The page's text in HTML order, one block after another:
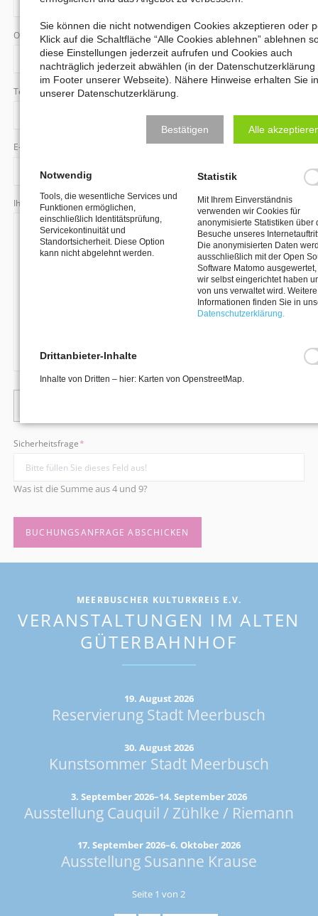
Pflichtfeld
Ort
Pflichtfeld
Telefonnummer *
Pflichtfeld
E-Mail
Ihre Nachricht
Pflichtfeld
Sicherheitsfrage*
Was ist die Summe aus 4 und 9?
BUCHUNGSANFRAGE ABSCHICKEN
MEERBUSCHER KULTURKREIS E.V.
VERANSTALTUNGEN IM ALTEN
GÜTERBAHNHOF
19. August 2026
Reservierung Stadt Meerbusch
30. August 2026
Kunstsommer Stadt Meerbusch
3. September 2026–14. September 2026
Ausstellung Cauquil / Zühlke / Riemann
17. September 2026–6. Oktober 2026
Ausstellung Susanne Krause
Seite 1 von 2
Sie können die nicht notwendigen Cookies akzeptieren oder
Klick auf die Schaltfläche “Alle Cookies ablehnen” ablehnen
diese Einstellungen jederzeit aufrufen und Cookies auch
nachträglich jederzeit abwählen (in der Datenschutzerklärung
im Footer unserer Webseite). Nähere Hinweise erhalten Sie in
unserer Datenschutzerklärung.
Bestätigen Alle
Notwendig
Tools, die wesentliche Services und
Funktionen ermöglichen,
einschließlich Identitätsprüfung,
Servicekontinuität und
Standortsicherheit. Diese Option
kann nicht abgelehnt werden.
Statistik
Mit Ihrem Einverständnis
verwenden wir Cookies für
anonymisierte Statistiken über
Besuche unseres
Die anonymisierten Daten
ausschließlich mit der Open
Software Matomo
wir selbst eingerichtet haben
von uns verwaltet wird. Weitere
Informationen finden Sie in
Datenschutzerklärung.
Drittanbieter-Inhalte
Inhalte von Dritten – hier: Karten von OpenstreetMap.